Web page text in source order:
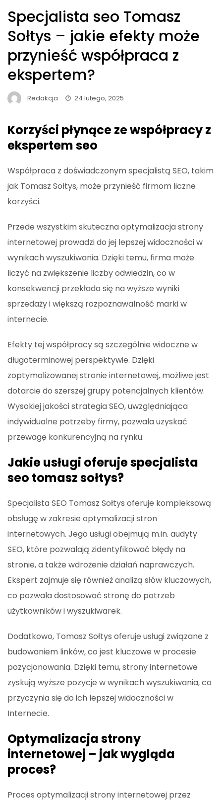
Specjalista seo Tomasz
Sołtys – jakie efekty może
przynieść współpraca z
ekspertem?
Redakcja 24 lutego, 2025
Korzyści płynące ze współpracy z
ekspertem seo
Współpraca z doświadczonym specjalistą SEO, takim
jak Tomasz Sołtys, może przynieść firmom liczne
korzyści.
Przede wszystkim skuteczna optymalizacja strony
internetowej prowadzi do jej lepszej widoczności w
wynikach wyszukiwania. Dzięki temu, firma może
liczyć na zwiększenie liczby odwiedzin, co w
konsekwencji przekłada się na wyższe wyniki
sprzedaży i większą rozpoznawalność marki w
internecie.
Efekty tej współpracy są szczególnie widoczne w
długoterminowej perspektywie. Dzięki
zoptymalizowanej stronie internetowej, możliwe jest
dotarcie do szerszej grupy potencjalnych klientów.
Wysokiej jakości strategia SEO, uwzględniająca
indywidualne potrzeby firmy, pozwala uzyskać
przewagę konkurencyjną na rynku.
Jakie usługi oferuje specjalista
seo tomasz sołtys?
Specjalista SEO Tomasz Sołtys oferuje kompleksową
obsługę w zakresie optymalizacji stron
internetowych. Jego usługi obejmują m.in. audyty
SEO, które pozwalają zidentyfikować błędy na
stronie, a także wdrożenie działań naprawczych.
Ekspert zajmuje się również analizą słów kluczowych,
co pozwala dostosować stronę do potrzeb
użytkowników i wyszukiwarek.
Dodatkowo, Tomasz Sołtys oferuje usługi związane z
budowaniem linków, co jest kluczowe w procesie
pozycjonowania. Dzięki temu, strony internetowe
zyskują wyższe pozycje w wynikach wyszukiwania, co
przyczynia się do ich lepszej widoczności w
Internecie.
Optymalizacja strony
internetowej – jak wygląda
proces?
Proces optymalizacji strony internetowej przez